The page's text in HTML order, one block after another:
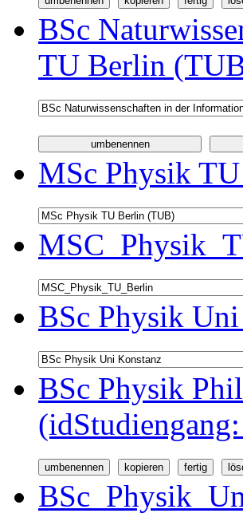
BSc
TU Berlin
MSc Physik
BSc Physik
BSc Physik